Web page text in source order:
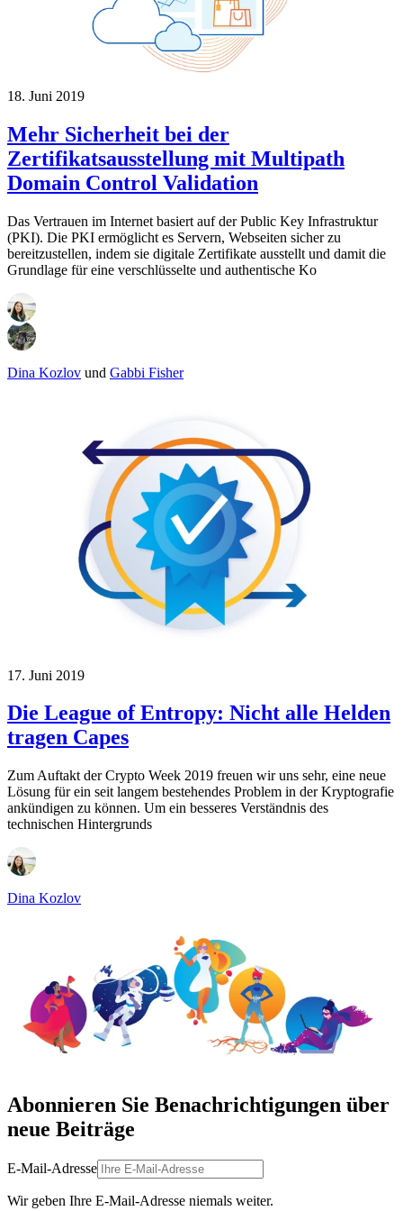
18. Juni 2019
Mehr Sicherheit bei der
Zertifikatsausstellung mit Multipath
Domain Control Validation
Das Vertrauen im Internet basiert auf der Public Key Infrastruktur
(PKI). Die PKI ermöglicht es Servern, Webseiten sicher zu
bereitzustellen, indem sie digitale Zertifikate ausstellt und damit die
Grundlage für eine verschlüsselte und authentische Ko
Dina Kozlov und Gabbi Fisher
17. Juni 2019
Die League of Entropy: Nicht alle Helden
tragen Capes
Zum Auftakt der Crypto Week 2019 freuen wir uns sehr, eine neue
Lösung für ein seit langem bestehendes Problem in der Kryptografie
ankündigen zu können. Um ein besseres Verständnis des
technischen Hintergrunds
Dina Kozlov
Abonnieren Sie Benachrichtigungen über
neue Beiträge
E-Mail-Adresse
Wir geben Ihre E-Mail-Adresse niemals weiter.